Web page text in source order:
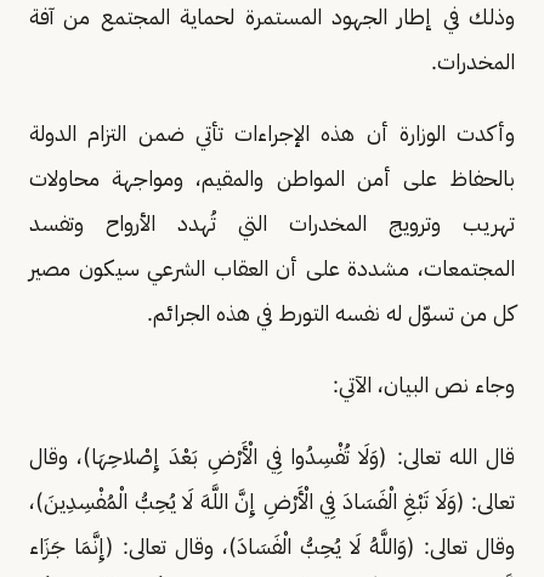
وذلك في إطار الجهود المستمرة لحماية المجتمع من آفة
المخدرات.
وأكدت الوزارة أن هذه الإجراءات تأتي ضمن التزام الدولة
بالحفاظ على أمن المواطن والمقيم، ومواجهة محاولات
تهريب وترويج المخدرات التي تُهدد الأرواح وتفسد
المجتمعات، مشددة على أن العقاب الشرعي سيكون مصير
كل من تسوّل له نفسه التورط في هذه الجرائم.
وجاء نص البيان، الآتي:
قال الله تعالى: (وَلَا تُفْسِدُوا فِي الْأَرْضِ بَعْدَ إِصْلاحِهَا)، وقال
تعالى: (وَلَا تَبْغِ الْفَسَادَ فِي الْأَرْضِ إِنَّ اللَّهَ لَا يُحِبُّ الْمُفْسِدِينَ)،
وقال تعالى: (وَاللَّهُ لَا يُحِبُّ الْفَسَادَ)، وقال تعالى: (إِنَّمَا جَزَاء